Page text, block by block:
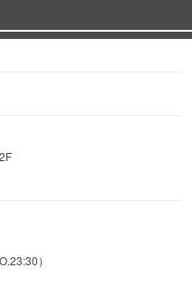
すすめワインもありま
可能！
様での貸切のご予約も承
）